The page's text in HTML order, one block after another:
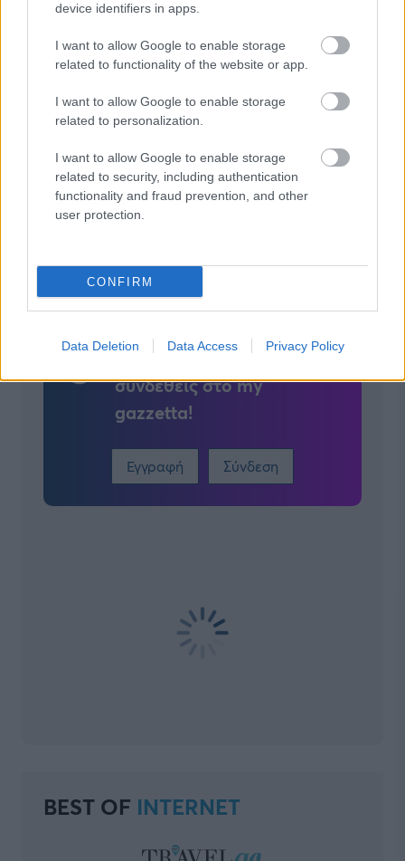
device identifiers in apps.
I want to allow Google to enable storage
related to functionality of the website or app.
I want to allow Google to enable storage
related to personalization.
I want to allow Google to enable storage
related to security, including authentication
functionality and fraud prevention, and other
user protection.
CONFIRM
Data Deletion Data Access Privacy Policy
ΡΕΠΟΡΤΑΖ: ΜΟΤΟΣΙΚΛΕΤΑ 02/07/2026 - 11:02
Τίτλοι τέλους για μια ιστορική συνεργασία:
Διακόπτεται η κοινή πορεία Triumph και
Ηλιοφίλ
σχόλιο σου πρέπει να
συνδεθείς στο my
gazzetta!
Εγγραφή Σύνδεση
BEST OF INTERNET